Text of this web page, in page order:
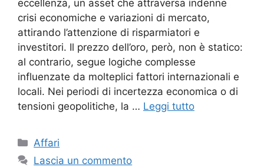
eccellenza, un asset che attraversa indenne
crisi economiche e variazioni di mercato,
attirando l’attenzione di risparmiatori e
investitori. Il prezzo dell’oro, però, non è statico:
al contrario, segue logiche complesse
influenzate da molteplici fattori internazionali e
locali. Nei periodi di incertezza economica o di
tensioni geopolitiche, la … Leggi tutto
Categorie
Affari
Lascia un commento